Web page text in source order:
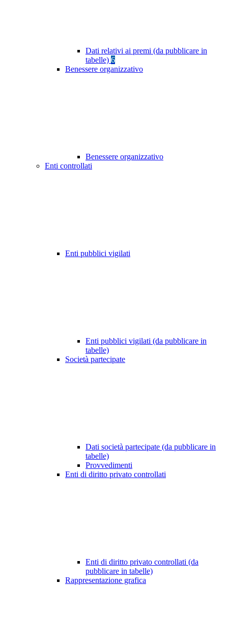
Dati relativi ai premi (da pubblicare in
tabelle) 6
Benessere organizzativo
Benessere organizzativo
Enti controllati
Enti pubblici vigilati
Enti pubblici vigilati (da pubblicare in
tabelle)
Società partecipate
Dati società partecipate (da pubblicare in
tabelle)
Provvedimenti
Enti di diritto privato controllati
Enti di diritto privato controllati (da
pubblicare in tabelle)
Rappresentazione grafica